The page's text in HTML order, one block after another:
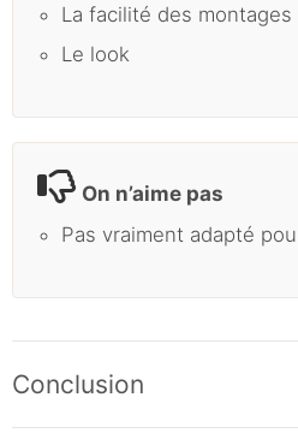
La facilité des montages
Le look
On n’aime pas
Pas vraiment adapté
Conclusion